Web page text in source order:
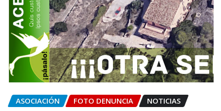
ASOCIACIÓN FOTO DENUNCIA NOTICIAS